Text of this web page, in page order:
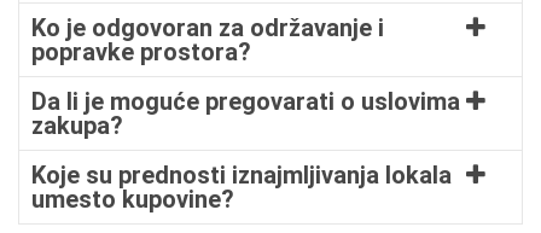
Ko je odgovoran za održavanje i
popravke prostora?
Da li je moguće pregovarati o uslovima
zakupa?
Koje su prednosti iznajmljivanja lokala
umesto kupovine?